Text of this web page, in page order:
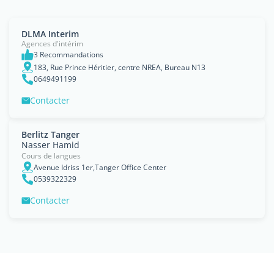
DLMA Interim
Agences d'intérim
3 Recommandations
183, Rue Prince Héritier, centre NREA, Bureau N13
0649491199
Contacter
Berlitz Tanger
Nasser Hamid
Cours de langues
Avenue Idriss 1er,Tanger Office Center
0539322329
Contacter